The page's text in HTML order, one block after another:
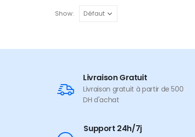
Show:
Livraison Gratuit
Livraison gratuit à partir de 500
DH d'achat
Support 24h/7j